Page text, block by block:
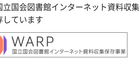
国会図書館インターネット資料収
しています